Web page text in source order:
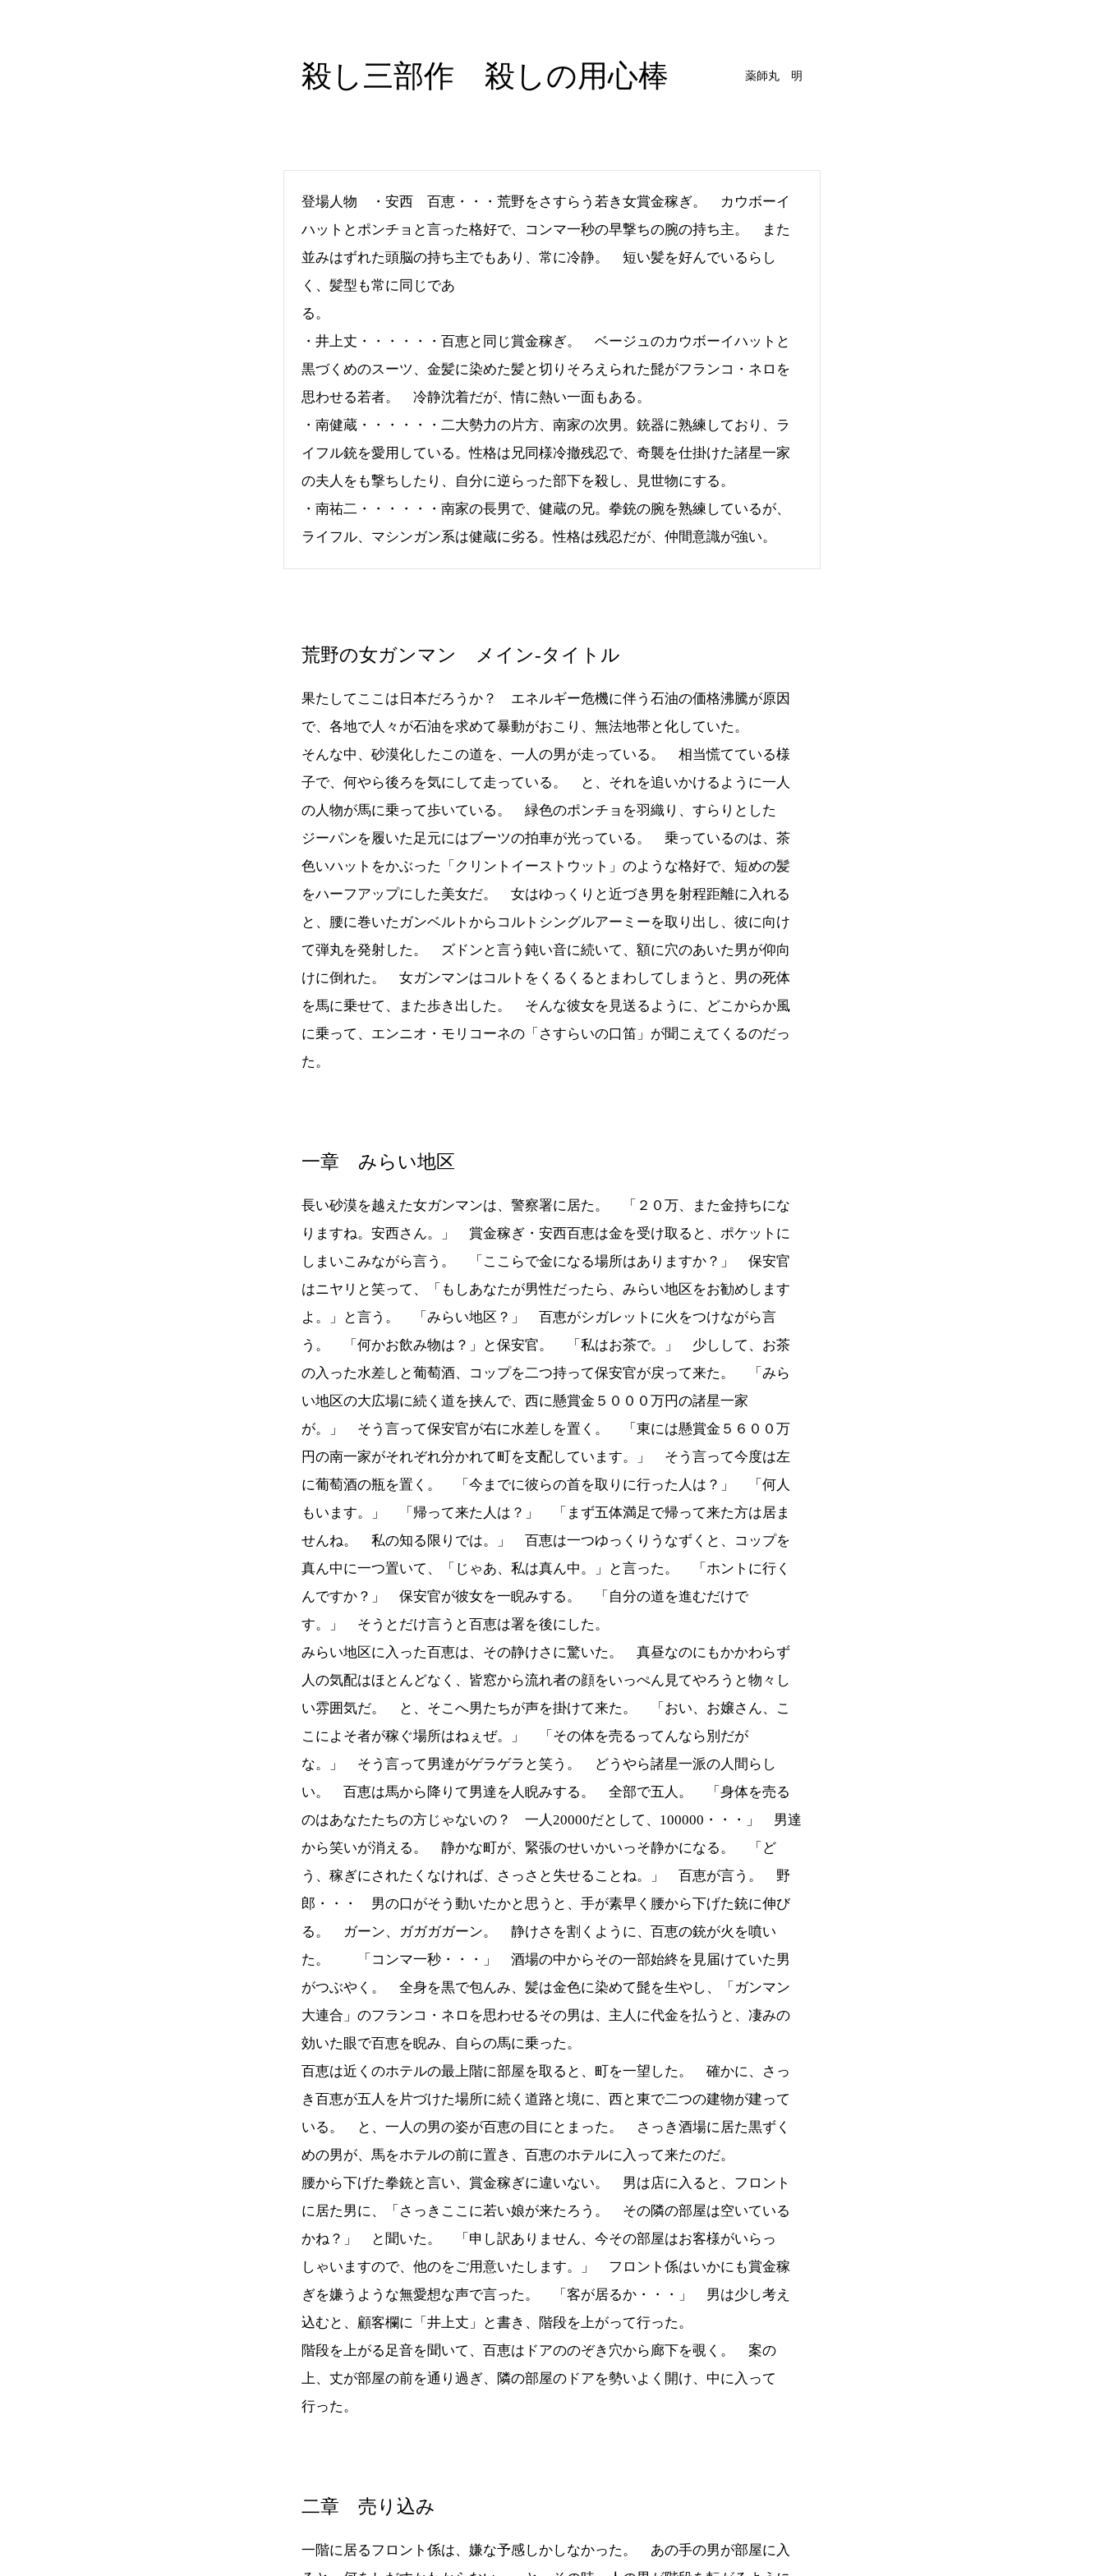
殺し三部作 殺しの用心棒 薬師丸 明
登場人物 ・安西 百恵・・・荒野をさすらう若き女賞金稼ぎ。 カウボーイ
ハットとポンチョと言った格好で、コンマ一秒の早撃ちの腕の持ち主。 また
並みはずれた頭脳の持ち主でもあり、常に冷静。 短い髪を好んでいるらし
く、髪型も常に同じであ
る。
・井上丈・・・・・・百恵と同じ賞金稼ぎ。 ベージュのカウボーイハットと
黒づくめのスーツ、金髪に染めた髪と切りそろえられた髭がフランコ・ネロを
思わせる若者。 冷静沈着だが、情に熱い一面もある。
・南健蔵・・・・・・二大勢力の片方、南家の次男。銃器に熟練しており、ラ
イフル銃を愛用している。性格は兄同様冷撤残忍で、奇襲を仕掛けた諸星一家
の夫人をも撃ちしたり、自分に逆らった部下を殺し、見世物にする。
・南祐二・・・・・・南家の長男で、健蔵の兄。拳銃の腕を熟練しているが、
ライフル、マシンガン系は健蔵に劣る。性格は残忍だが、仲間意識が強い。
荒野の女ガンマン メイン-タイトル
果たしてここは日本だろうか？ エネルギー危機に伴う石油の価格沸騰が原因
で、各地で人々が石油を求めて暴動がおこり、無法地帯と化していた。
そんな中、砂漠化したこの道を、一人の男が走っている。 相当慌てている様
子で、何やら後ろを気にして走っている。 と、それを追いかけるように一人
の人物が馬に乗って歩いている。 緑色のポンチョを羽織り、すらりとした
ジーパンを履いた足元にはブーツの拍車が光っている。 乗っているのは、茶
色いハットをかぶった「クリントイーストウット」のような格好で、短めの髪
をハーフアップにした美女だ。 女はゆっくりと近づき男を射程距離に入れる
と、腰に巻いたガンベルトからコルトシングルアーミーを取り出し、彼に向け
て弾丸を発射した。 ズドンと言う鈍い音に続いて、額に穴のあいた男が仰向
けに倒れた。 女ガンマンはコルトをくるくるとまわしてしまうと、男の死体
を馬に乗せて、また歩き出した。 そんな彼女を見送るように、どこからか風
に乗って、エンニオ・モリコーネの「さすらいの口笛」が聞こえてくるのだっ
た。
一章 みらい地区
長い砂漠を越えた女ガンマンは、警察署に居た。 「２０万、また金持ちにな
りますね。安西さん。」 賞金稼ぎ・安西百恵は金を受け取ると、ポケットに
しまいこみながら言う。 「ここらで金になる場所はありますか？」 保安官
はニヤリと笑って、「もしあなたが男性だったら、みらい地区をお勧めします
よ。」と言う。 「みらい地区？」 百恵がシガレットに火をつけながら言
う。 「何かお飲み物は？」と保安官。 「私はお茶で。」 少しして、お茶
の入った水差しと葡萄酒、コップを二つ持って保安官が戻って来た。 「みら
い地区の大広場に続く道を挟んで、西に懸賞金５０００万円の諸星一家
が。」 そう言って保安官が右に水差しを置く。 「東には懸賞金５６００万
円の南一家がそれぞれ分かれて町を支配しています。」 そう言って今度は左
に葡萄酒の瓶を置く。 「今までに彼らの首を取りに行った人は？」 「何人
もいます。」 「帰って来た人は？」 「まず五体満足で帰って来た方は居ま
せんね。 私の知る限りでは。」 百恵は一つゆっくりうなずくと、コップを
真ん中に一つ置いて、「じゃあ、私は真ん中。」と言った。 「ホントに行く
んですか？」 保安官が彼女を一睨みする。 「自分の道を進むだけで
す。」 そうとだけ言うと百恵は署を後にした。
みらい地区に入った百恵は、その静けさに驚いた。 真昼なのにもかかわらず
人の気配はほとんどなく、皆窓から流れ者の顔をいっぺん見てやろうと物々し
い雰囲気だ。 と、そこへ男たちが声を掛けて来た。 「おい、お嬢さん、こ
こによそ者が稼ぐ場所はねぇぜ。」 「その体を売るってんなら別だが
な。」 そう言って男達がゲラゲラと笑う。 どうやら諸星一派の人間らし
い。 百恵は馬から降りて男達を人睨みする。 全部で五人。 「身体を売る
のはあなたたちの方じゃないの？ 一人20000だとして、100000・・・」 男達
から笑いが消える。 静かな町が、緊張のせいかいっそ静かになる。 「ど
う、稼ぎにされたくなければ、さっさと失せることね。」 百恵が言う。 野
郎・・・ 男の口がそう動いたかと思うと、手が素早く腰から下げた銃に伸び
る。 ガーン、ガガガガーン。 静けさを割くように、百恵の銃が火を噴い
た。 「コンマ一秒・・・」 酒場の中からその一部始終を見届けていた男
がつぶやく。 全身を黒で包んみ、髪は金色に染めて髭を生やし、「ガンマン
大連合」のフランコ・ネロを思わせるその男は、主人に代金を払うと、凄みの
効いた眼で百恵を睨み、自らの馬に乗った。
百恵は近くのホテルの最上階に部屋を取ると、町を一望した。 確かに、さっ
き百恵が五人を片づけた場所に続く道路と境に、西と東で二つの建物が建って
いる。 と、一人の男の姿が百恵の目にとまった。 さっき酒場に居た黒ずく
めの男が、馬をホテルの前に置き、百恵のホテルに入って来たのだ。
腰から下げた拳銃と言い、賞金稼ぎに違いない。 男は店に入ると、フロント
に居た男に、「さっきここに若い娘が来たろう。 その隣の部屋は空いている
かね？」 と聞いた。 「申し訳ありません、今その部屋はお客様がいらっ
しゃいますので、他のをご用意いたします。」 フロント係はいかにも賞金稼
ぎを嫌うような無愛想な声で言った。 「客が居るか・・・」 男は少し考え
込むと、顧客欄に「井上丈」と書き、階段を上がって行った。
階段を上がる足音を聞いて、百恵はドアののぞき穴から廊下を覗く。 案の
上、丈が部屋の前を通り過ぎ、隣の部屋のドアを勢いよく開け、中に入って
行った。
二章 売り込み
一階に居るフロント係は、嫌な予感しかしなかった。 あの手の男が部屋に入